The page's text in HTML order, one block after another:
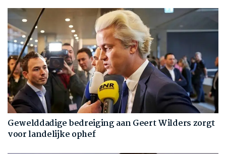
Gewelddadige bedreiging aan Geert Wilders zorgt
voor landelijke ophef